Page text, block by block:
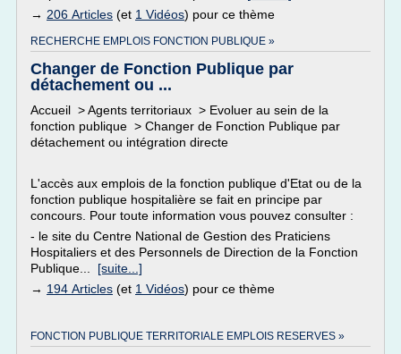
→ 206 Articles (et 1 Vidéos) pour ce thème
RECHERCHE EMPLOIS FONCTION PUBLIQUE »
Changer de Fonction Publique par
détachement ou ...
Accueil > Agents territoriaux > Evoluer au sein de la
fonction publique > Changer de Fonction Publique par
détachement ou intégration directe
L'accès aux emplois de la fonction publique d'Etat ou de la
fonction publique hospitalière se fait en principe par
concours. Pour toute information vous pouvez consulter :
- le site du Centre National de Gestion des Praticiens
Hospitaliers et des Personnels de Direction de la Fonction
Publique... [suite...]
→ 194 Articles (et 1 Vidéos) pour ce thème
FONCTION PUBLIQUE TERRITORIALE EMPLOIS RESERVES »